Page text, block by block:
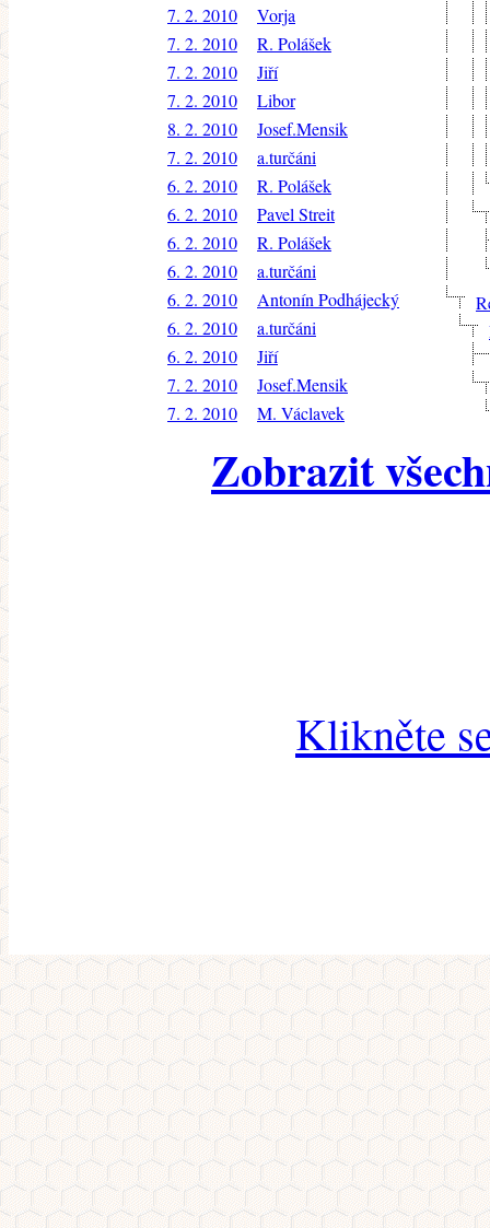
7. 2. 2010
Vorja
7. 2. 2010
R. Polášek
7. 2. 2010
Jiří
7. 2. 2010
Libor
8. 2. 2010
Josef.Mensik
7. 2. 2010
a.turčáni
6. 2. 2010
R. Polášek
6. 2. 2010
Pavel Streit
6. 2. 2010
R. Polášek
6. 2. 2010
a.turčáni
6. 2. 2010
Antonín Podhájecký
6. 2. 2010
a.turčáni
6. 2. 2010
Jiří
7. 2. 2010
Josef.Mensik
7. 2. 2010
M. Václavek
Zobrazit
Klikněte